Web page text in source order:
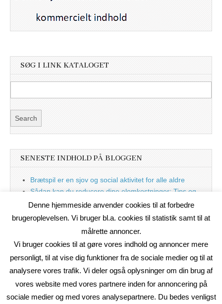
SØG I LINK KATALOGET
SENESTE INDHOLD PÅ BLOGGEN
Brætspil er en sjov og social aktivitet for alle aldre
Sådan kan du reducere dine elomkostninger: Tips og
tricks til at spare på elprisen
Nu med blog
Denne hjemmeside anvender cookies til at forbedre
brugeroplevelsen. Vi bruger bl.a. cookies til statistik samt til at
målrette annoncer.
Vi bruger cookies til at gøre vores indhold og annoncer mere
personligt, til at vise dig funktioner fra de sociale medier og til at
analysere vores trafik. Vi deler også oplysninger om din brug af
vores website med vores partnere inden for annoncering på
sociale medier og med vores analysepartnere. Du bedes venligst